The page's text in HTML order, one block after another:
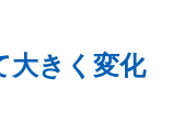
大きく変化